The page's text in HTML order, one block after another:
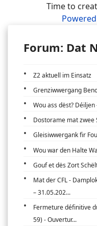
Time to
Forum: Dat
Z2 aktuell im Einsatz
Grenziwwergang
Wou ass dëst? Déiljen
Dostorame mat zwee
Gleisiwwergank fir
Wou war den Halte
Gouf et dës Zort
Mat der CFL -
– 31.05.202...
Fermeture définitive
59) - Ouvertur...